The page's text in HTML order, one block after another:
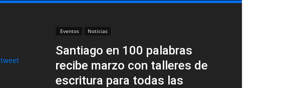
Eventos Noticias
Santiago en 100 palabras
recibe marzo con talleres de
escritura para todas las
tweet